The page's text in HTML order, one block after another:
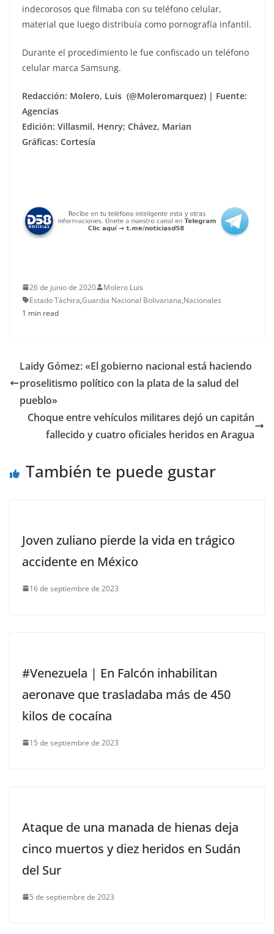
indecorosos que filmaba con su teléfono celular,
material que luego distribuía como pornografía infantil.
Durante el procedimiento le fue confiscado un teléfono
celular marca Samsung.
Redacción: Molero, Luis (@Moleromarquez) | Fuente:
Agencias
Edición: Villasmil, Henry; Chávez, Marian
Gráficas: Cortesía
26 de junio de 2020
Molero Luis
Estado Tàchira,Guardia Nacional Bolivariana,Nacionales
1 min read
Laidy Gómez: «El gobierno nacional está haciendo
proselitismo político con la plata de la salud del
pueblo»
Choque entre vehículos militares dejó un capitán
fallecido y cuatro oficiales heridos en Aragua
También te puede gustar
Joven zuliano pierde la vida en trágico
accidente en México
16 de septiembre de 2023
#Venezuela | En Falcón inhabilitan
aeronave que trasladaba más de 450
kilos de cocaína
15 de septiembre de 2023
Ataque de una manada de hienas deja
cinco muertos y diez heridos en Sudán
del Sur
5 de septiembre de 2023